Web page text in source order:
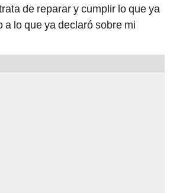
de reparar y cumplir lo que ya
lo que ya declaró sobre mi